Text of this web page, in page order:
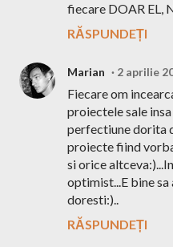
fiecare DOAR EL,
RĂSPUNDEȚI
Marian 2 aprilie
Fiecare om
proiectele sale
perfectiune dorita
proiecte fiind
si orice
optimist...E bine
doresti:)..
RĂSPUNDEȚI